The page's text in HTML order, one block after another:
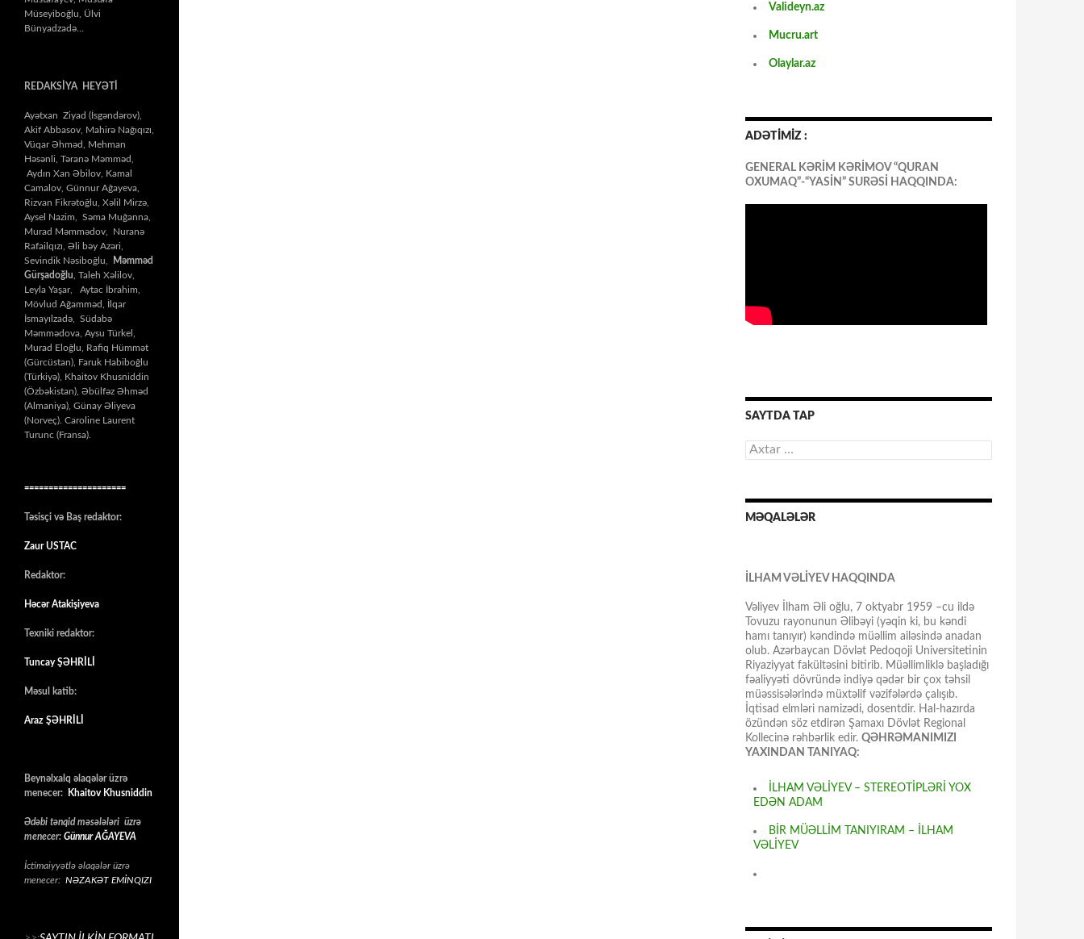
Valideyn.az
Mucru.art
Olaylar.az
ADƏTİMİZ :
GENERAL KƏRİM KƏRİMOV “QURAN
OXUMAQ”-“YASİN” SURƏSİ HAQQINDA:
SAYTDA TAP
Axtarış:
MƏQALƏLƏR
İLHAM VƏLİYEV HAQQINDA
Vəliyev İlham Əli oğlu, 7 oktyabr 1959 –cu ildə
Tovuzu rayonunun Əlibəyi (yəqin ki, bu kəndi
hamı tanıyır) kəndində müəllim ailəsində anadan
olub. Azərbaycan Dövlət Pedoqoji Universitetinin
Riyaziyyat fakültəsini bitirib. Müəllimliklə başladığı
fəaliyyəti dövründə indiyə qədər bir çox təhsil
müəssisələrində müxtəlif vəzifələrdə çalışıb.
İqtisad elmləri namizədi, dosentdir. Hal-hazırda
özündən söz etdirən Şamaxı Dövlət Regional
Kollecinə rəhbərlik edir. QƏHRƏMANIMIZI
YAXINDAN TANIYAQ:
İLHAM VƏLİYEV – STEREOTİPLƏRİ YOX
EDƏN ADAM
BİR MÜƏLLİM TANIYIRAM – İLHAM
VƏLİYEV
Müseyiboğlu, Ülvi
Bünyadzadə…
REDAKSİYA HEYƏTİ
Ayətxan Ziyad (İsgəndərov),
Akif Abbasov, Mahirə Nağıqızı,
Vüqar Əhməd, Mehman
Həsənli, Təranə Məmməd,
Aydın Xan Əbilov, Kamal
Camalov, Günnur Ağayeva,
Rizvan Fikrətoğlu, Xəlil Mirzə,
Aysel Nazim, Səma Muğanna,
Murad Məmmədov, Nuranə
Rafailqızı, Əli bəy Azəri,
Sevindik Nəsiboğlu,
Məmməd
Gürşadoğlu , Taleh Xəlilov,
Leyla Yaşar, Aytac İbrahim,
Mövlud Ağamməd, İlqar
İsmayılzadə, Südabə
Məmmədova, Aysu Türkel,
Murad Eloğlu, Rafiq Hümmət
(Gürcüstan), Faruk Habiboğlu
(Türkiyə), Khaitov Khusniddin
(Özbəkistan), Əbülfəz Əhməd
(Almaniya), Günay Əliyeva
(Norveç). Caroline Laurent
Turunc (Fransa).
=====================
Təsisçi və Baş redaktor:
Zaur USTAC
Redaktor:
Həcər Atakişiyeva
Texniki redaktor:
Tuncay ŞƏHRİLİ
Məsul katib:
Araz ŞƏHRİLİ
Beynəlxalq əlaqələr üzrə
menecer:
Khaitov Khusniddin
Ədəbi tənqid məsələləri üzrə
menecer: Günnur AĞAYEVA
İctimaiyyətlə əlaqələr üzrə
menecer: NƏZAKƏT EMİNQIZI